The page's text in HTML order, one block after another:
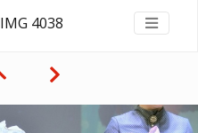
IMG 4038